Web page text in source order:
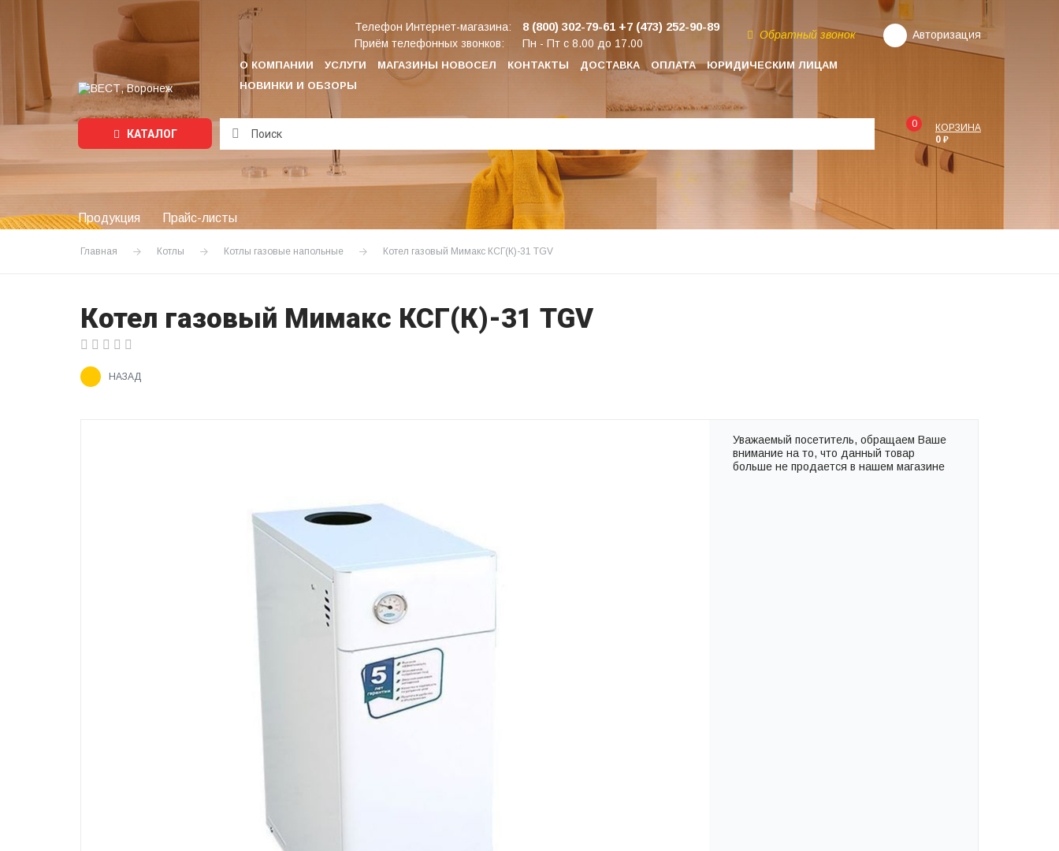
О КОМПАНИИ УСЛУГИ МАГАЗИНЫ НОВОСЕЛ КОНТАКТЫ ДОСТАВКА ОПЛАТА
ЮРИДИЧЕСКИМ ЛИЦАМ
НОВИНКИ И ОБЗОРЫ
Телефон Интернет-магазина: 8 (800) 302-79-61 +7 (473) 252-90-89
Приём телефонных звонков: Пн - Пт с 8.00 до 17.00
Обратный звонок Авторизация
КАТАЛОГ
Подождите...
0
КОРЗИНА
0 ₽
Продукция Прайс-листы
Главная Котлы Котлы газовые напольные Котел газовый Мимакс КСГ(К)-31 TGV
Котел газовый Мимакс КСГ(К)-31 TGV
НАЗАД
Уважаемый посетитель, обращаем Ваше
внимание на то, что данный товар
больше не продается в нашем магазине